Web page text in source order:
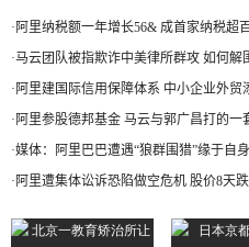
· 阿里纳税额一年增长56& 成首家纳税超
·马云团队被指欺诈中美律所群攻 如何解
· 阿里建国际信用保障体系 中小企业外贸
· 阿里参股德邦基金 马云与郭广昌打的一
·媒体：阿里巴巴遭遇“狼群围猎”缘于自
· 阿里遭集体讼诉恐陷做空危机 股价8天